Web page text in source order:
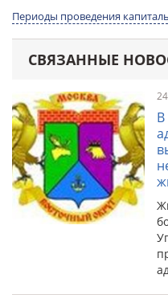
Периоды проведения
СВЯЗАННЫЕ